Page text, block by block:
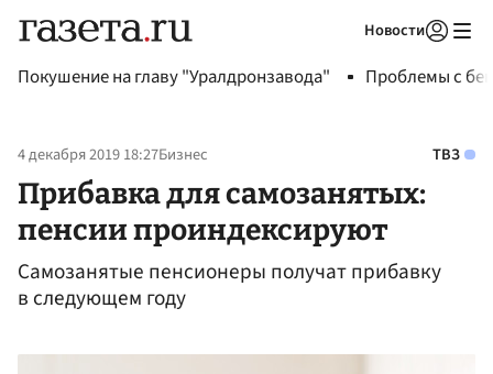
Новости
Покушение на главу "Уралдронзавода" Проблемы с
4 декабря 2019 18:27Бизнес ТВЗ
Прибавка для самозанятых:
пенсии проиндексируют
Самозанятые пенсионеры получат прибавку
в следующем году